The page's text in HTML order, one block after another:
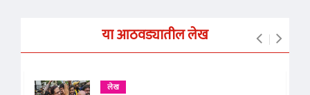
या आठवड्यातील लेख
लेख